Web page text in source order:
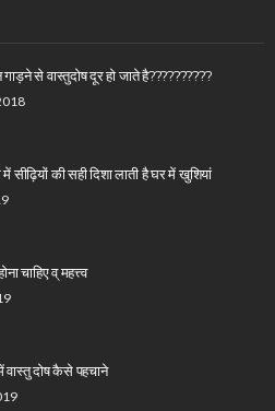
गाड़ने से वास्तुदोष दूर हो जाते है??????????
की सही दिशा लाती है घर में खुशियां
चाहिए व् महत्त्व
दोष कैसे पहचाने